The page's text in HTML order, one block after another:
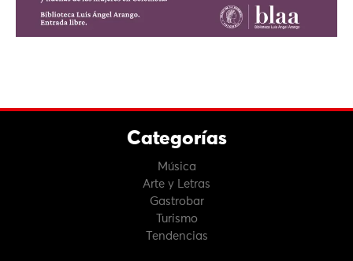
Categorías
Música
Arte y Letras
Gastrobar
Turismo
Tendencias